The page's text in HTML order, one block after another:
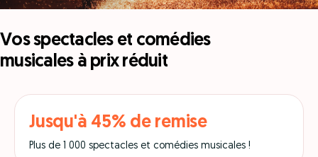
Vos spectacles et comédies
musicales à prix réduit
Jusqu'à 45% de remise
Plus de 1 000 spectacles et comédies musicales !